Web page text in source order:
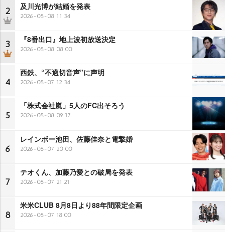
2 及川光博が結婚を発表
2026-08-08 11:34
3 『8番出口』地上波初放送決定
2026-08-08 08:00
4
西鉄、“不適切音声”に声明
2026-08-07 12:34
5
「株式会社嵐」5人のFC出そろう
2026-08-08 09:17
6
レインボー池田、佐藤佳奈と電撃婚
2026-08-07 20:00
7
テオくん、加藤乃愛との破局を発表
2026-08-07 21:21
8
米米CLUB 8月8日より88年間限定企画
2026-08-07 18:00